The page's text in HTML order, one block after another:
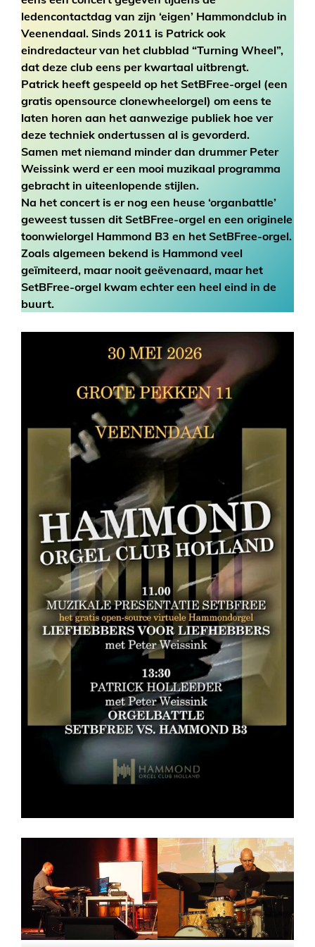
ledencontactdag van zijn ‘eigen’ Hammondclub in
Veenendaal. Sinds 2011 is Patrick ook
eindredacteur van het clubblad “Turning Wheel”,
dat deze club eens per kwartaal uitbrengt.
Patrick heeft gespeeld op het SetBFree-orgel (een
gratis opensource clonewheelorgel) om eens te
laten horen aan het aanwezige publiek hoe ver
deze techniek ondertussen al is gevorderd.
Samen met niemand minder dan drummer Peter
Weissink werd er een mooi muzikaal programma
gebracht in uiteenlopende stijlen.
Na het concert is er nog een heuse ‘organbattle’
geweest tussen dit SetBFree-orgel en een originele
toonwielorgel Hammond B3 en het SetBFree-orgel.
Zoals algemeen bekend is Hammond veel
geïmiteerd, maar nooit geëvenaard, maar het
SetBFree-orgel kwam echter een heel eind in de
buurt.